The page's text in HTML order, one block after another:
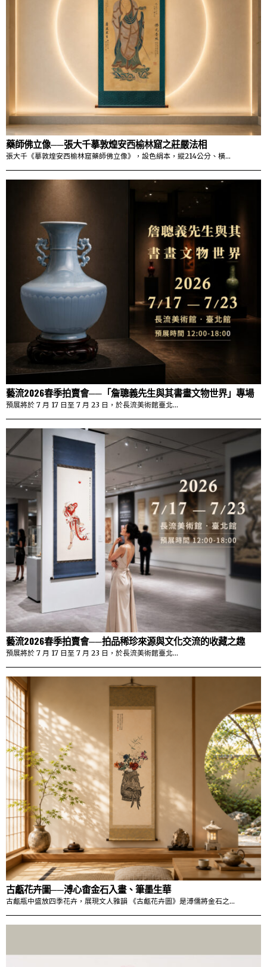
藥師佛立像──張大千摹敦煌安西榆林窟之莊嚴法相
張大千《摹敦煌安西榆林窟藥師佛立像》，設色絹本，縱214公分、橫…
藝流2026春季拍賣會──「詹聰義先生與其書畫文物世界」專場
預展將於 7 月 17 日至 7 月 23 日，於長流美術館臺北…
藝流2026春季拍賣會──拍品稀珍來源與文化交流的收藏之趣
預展將於 7 月 17 日至 7 月 23 日，於長流美術館臺北…
古甗花卉圖──溥心畬金石入畫、筆墨生華
古甗瓶中盛放四季花卉，展現文人雅韻 《古甗花卉圖》是溥儒將金石之…